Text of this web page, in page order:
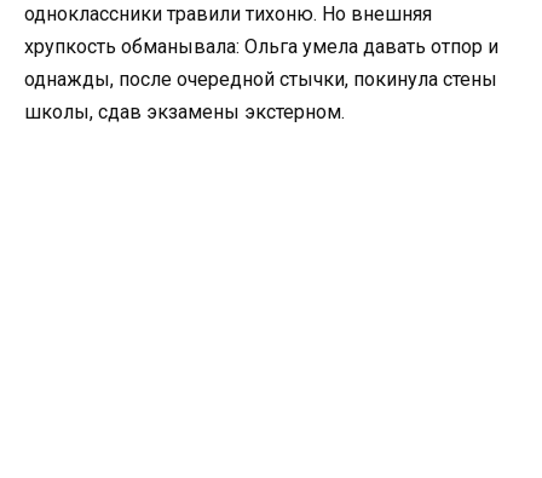
одноклассники травили тихоню. Но внешняя
хрупкость обманывала: Ольга умела давать отпор и
однажды, после очередной стычки, покинула стены
школы, сдав экзамены экстерном.